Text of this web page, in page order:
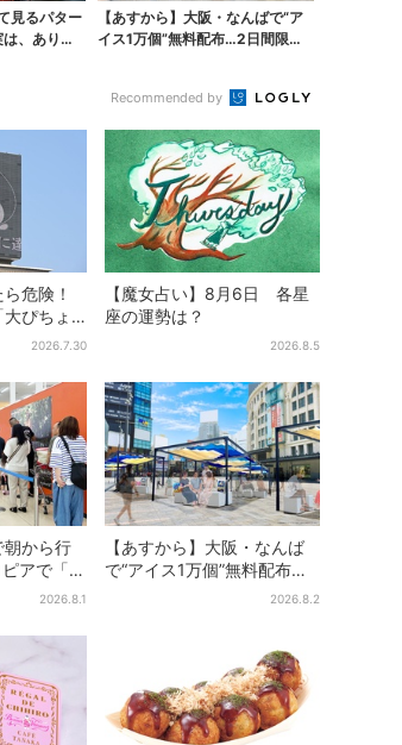
見るパター
、ありえ
【あすから】大阪・なんばで“ア
イス1万個”無料配布…2日間限定
Recommended by
危険！
ぴちょ
青→真っ
2026.7.30
【魔女占い】8月6日 各星
座の運勢は？
2026.8.5
朝から行
アで「ど
始30分2026.8.1
【あすから】大阪・なんば
で“アイス1万個”無料配布…2
日間限定で、ロッテの人気
2026.8.2